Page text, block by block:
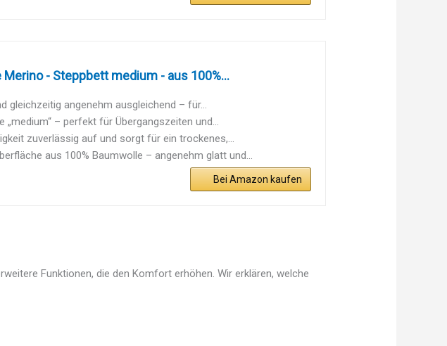
- Steppbett medium - aus 100%...
gleichzeitig angenehm ausgleichend – für...
„medium“ – perfekt für Übergangszeiten und...
zuverlässig auf und sorgt für ein trockenes,...
aus 100% Baumwolle – angenehm glatt und...
Bei Amazon kaufen
Funktionen, die den Komfort erhöhen. Wir erklären, welche